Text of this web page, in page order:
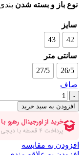
نوع باز و بسته شدن
سایز
42
43
سانتی متر
26/5
27/5
صاف
افزودن به سبد خرید
افزودن به مقایسه